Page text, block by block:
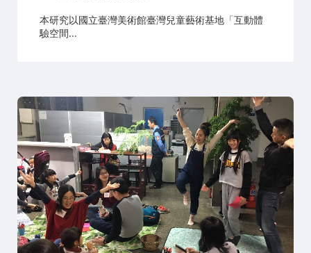
本研究以國立臺灣美術館臺灣兒童藝術基地「互動體
驗空間...